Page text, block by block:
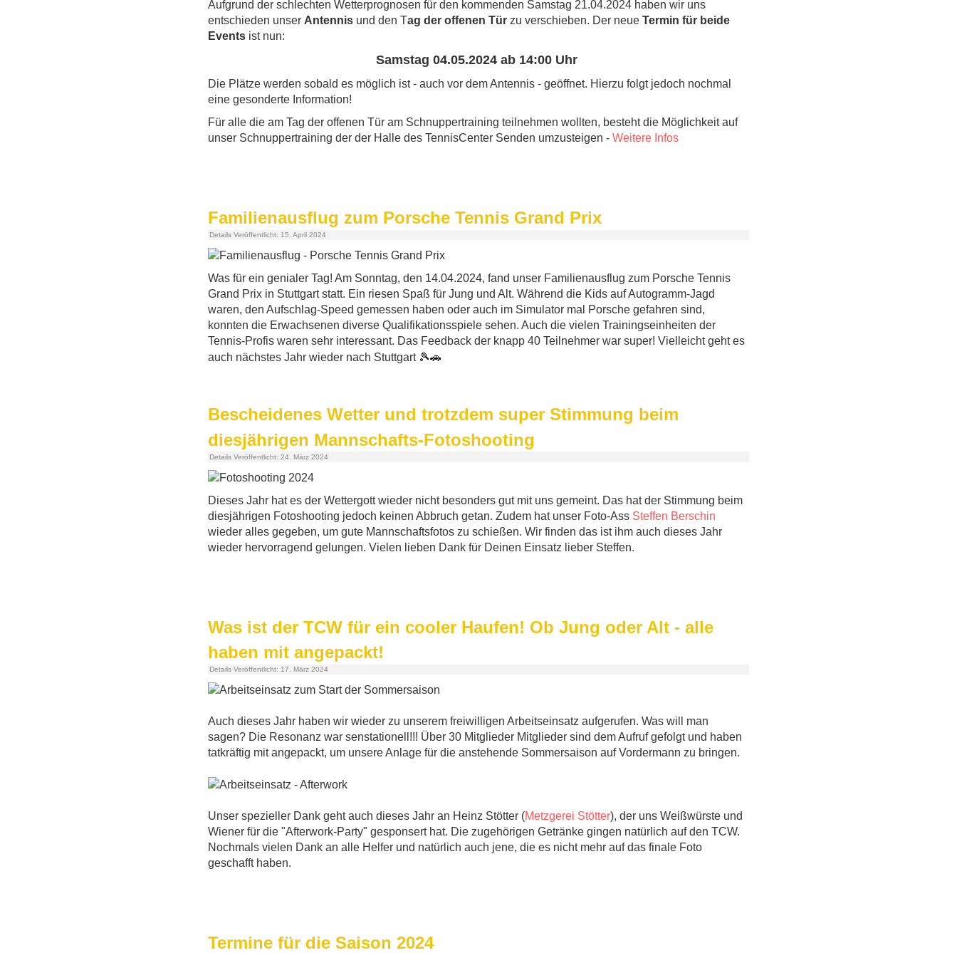
Aufgrund der schlechten Wetterprognosen für den kommenden Samstag 21.04.2024 haben wir uns
entschieden unser Antennis und den Tag der offenen Tür zu verschieben. Der neue Termin für beide
Events ist nun:
Samstag 04.05.2024 ab 14:00 Uhr
Die Plätze werden sobald es möglich ist - auch vor dem Antennis - geöffnet. Hierzu folgt jedoch nochmal
eine gesonderte Information!
Für alle die am Tag der offenen Tür am Schnuppertraining teilnehmen wollten, besteht die Möglichkeit auf
unser Schnuppertraining der der Halle des TennisCenter Senden umzusteigen - Weitere Infos
Familienausflug zum Porsche Tennis Grand Prix
Details Veröffentlicht: 15. April 2024
Was für ein genialer Tag! Am Sonntag, den 14.04.2024, fand unser Familienausflug zum Porsche Tennis
Grand Prix in Stuttgart statt. Ein riesen Spaß für Jung und Alt. Während die Kids auf Autogramm-Jagd
waren, den Aufschlag-Speed gemessen haben oder auch im Simulator mal Porsche gefahren sind,
konnten die Erwachsenen diverse Qualifikationsspiele sehen. Auch die vielen Trainingseinheiten der
Tennis-Profis waren sehr interessant. Das Feedback der knapp 40 Teilnehmer war super! Vielleicht geht es
auch nächstes Jahr wieder nach Stuttgart 🎾🚗
Bescheidenes Wetter und trotzdem super Stimmung beim
diesjährigen Mannschafts-Fotoshooting
Details Veröffentlicht: 24. März 2024
Dieses Jahr hat es der Wettergott wieder nicht besonders gut mit uns gemeint. Das hat der Stimmung beim
diesjährigen Fotoshooting jedoch keinen Abbruch getan. Zudem hat unser Foto-Ass Steffen Berschin
wieder alles gegeben, um gute Mannschaftsfotos zu schießen. Wir finden das ist ihm auch dieses Jahr
wieder hervorragend gelungen. Vielen lieben Dank für Deinen Einsatz lieber Steffen.
Was ist der TCW für ein cooler Haufen! Ob Jung oder Alt - alle
haben mit angepackt!
Details Veröffentlicht: 17. März 2024
Auch dieses Jahr haben wir wieder zu unserem freiwilligen Arbeitseinsatz aufgerufen. Was will man
sagen? Die Resonanz war senstationell!!! Über 30 Mitglieder Mitglieder sind dem Aufruf gefolgt und haben
tatkräftig mit angepackt, um unsere Anlage für die anstehende Sommersaison auf Vordermann zu bringen.
Unser spezieller Dank geht auch dieses Jahr an Heinz Stötter (Metzgerei Stötter), der uns Weißwürste und
Wiener für die "Afterwork-Party" gesponsert hat. Die zugehörigen Getränke gingen natürlich auf den TCW.
Nochmals vielen Dank an alle Helfer und natürlich auch jene, die es nicht mehr auf das finale Foto
geschafft haben.
Termine für die Saison 2024